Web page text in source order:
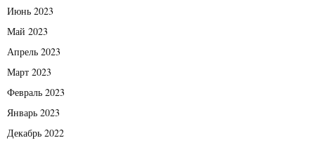
Июнь 2023
Май 2023
Апрель 2023
Март 2023
Февраль 2023
Январь 2023
Декабрь 2022